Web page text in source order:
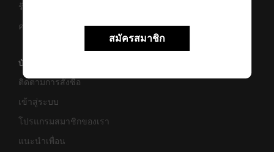
สมัครสมาชิก
ร้านค้า
ความยั่งยืน
บัญชี
ติดตามการสั่งซื้อ
เข้าสู่ระบบ
โปรแกรมสมาชิกของเรา
แนะนำเพื่อน